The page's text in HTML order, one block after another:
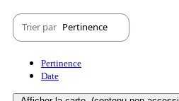
Trier par Pertinence
Pertinence
Date